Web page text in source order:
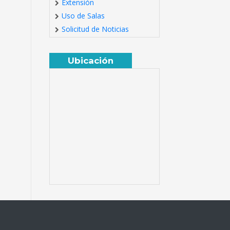
Extensión
Uso de Salas
Solicitud de Noticias
Ubicación